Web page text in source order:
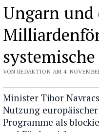
Ungarn und
VON REDAKTION AM 4.
Minister Tibor
Nutzung
Programme als